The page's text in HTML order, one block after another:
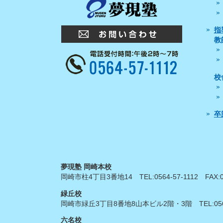
指
教
校
卒
夢現塾 岡崎本校
岡崎市柱4丁目3番地14 TEL:0564-57-1112
緑丘校
岡崎市緑丘3丁目8番地8山本ビル2階・3階 TEL:
六名校